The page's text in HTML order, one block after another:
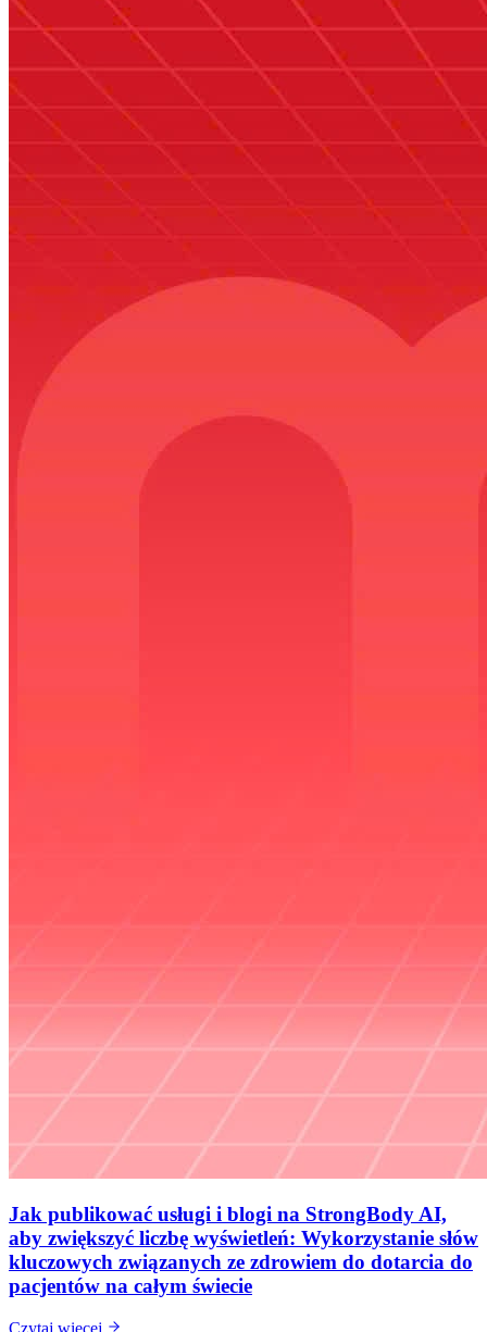
Jak publikować usługi i blogi na StrongBody AI,
aby zwiększyć liczbę wyświetleń: Wykorzystanie słów
kluczowych związanych ze zdrowiem do dotarcia do
pacjentów na całym świecie